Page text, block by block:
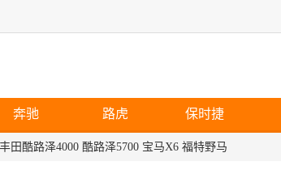
奔驰 路虎 保时捷
丰田酷路泽4000 酷路泽5700 宝马X6 福特野马